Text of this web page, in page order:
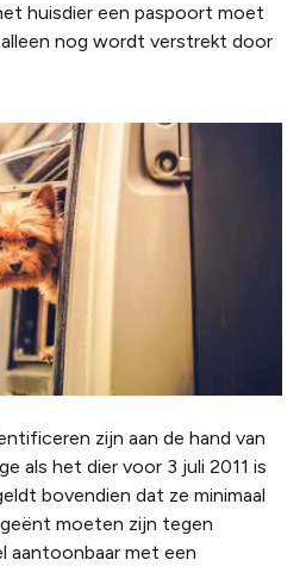
huisdier een paspoort moet
nog wordt verstrekt door
zijn aan de hand van
als het dier voor 3 juli 2011 is
bovendien dat ze minimaal
moeten zijn tegen
aantoonbaar met een